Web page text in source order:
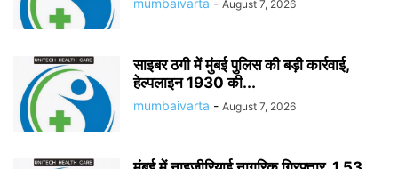
August 7, 2026
साइबर ठगी में मुंबई पुलिस की बड़ी कार्रवाई,
हेल्पलाइन 1930 की...
mumbaivarta - August 7, 2026